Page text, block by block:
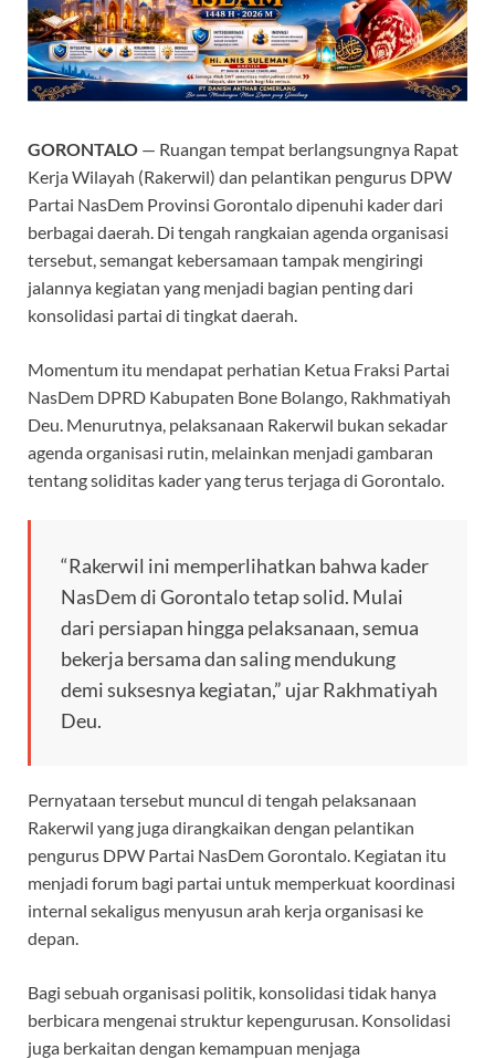
k p
GORONTALO — Ruangan tempat berlangsungnya Rapat
Kerja Wilayah (Rakerwil) dan pelantikan pengurus DPW
Partai NasDem Provinsi Gorontalo dipenuhi kader dari
berbagai daerah. Di tengah rangkaian agenda organisasi
tersebut, semangat kebersamaan tampak mengiringi
jalannya kegiatan yang menjadi bagian penting dari
konsolidasi partai di tingkat daerah.
Momentum itu mendapat perhatian Ketua Fraksi Partai
NasDem DPRD Kabupaten Bone Bolango, Rakhmatiyah
Deu. Menurutnya, pelaksanaan Rakerwil bukan sekadar
agenda organisasi rutin, melainkan menjadi gambaran
tentang soliditas kader yang terus terjaga di Gorontalo.
“Rakerwil ini memperlihatkan bahwa kader
NasDem di Gorontalo tetap solid. Mulai
dari persiapan hingga pelaksanaan, semua
bekerja bersama dan saling mendukung
demi suksesnya kegiatan,” ujar Rakhmatiyah
Deu.
Pernyataan tersebut muncul di tengah pelaksanaan
Rakerwil yang juga dirangkaikan dengan pelantikan
pengurus DPW Partai NasDem Gorontalo. Kegiatan itu
menjadi forum bagi partai untuk memperkuat koordinasi
internal sekaligus menyusun arah kerja organisasi ke
depan.
Bagi sebuah organisasi politik, konsolidasi tidak hanya
berbicara mengenai struktur kepengurusan. Konsolidasi
juga berkaitan dengan kemampuan menjaga